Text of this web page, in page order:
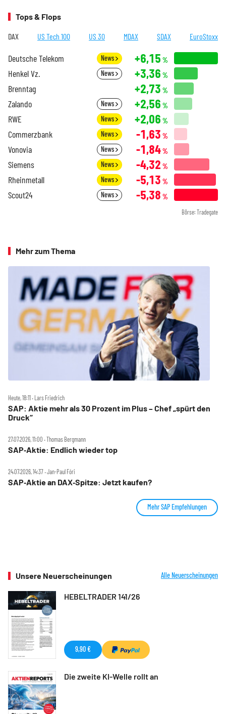
Tops & Flops
DAX US Tech 100 US 30 MDAX SDAX EuroStoxx
Deutsche Telekom News +6,15 %
Henkel Vz. News +3,36 %
Brenntag +2,73 %
Zalando News +2,56 %
RWE News +2,06 %
Commerzbank News -1,63 %
Vonovia News -1,84%
Siemens News -4,32 %
Rheinmetall News -5,13 %
Scout24 News -5,38 %
Börse: Tradegate
Mehr zum Thema
Heute, 18:11 ‧ Lars Friedrich
SAP: Aktie mehr als 30 Prozent im Plus – Chef „spürt den
Druck“
27.07.2026, 11:00 ‧ Thomas Bergmann
SAP‑Aktie: Endlich wieder top
24.07.2026, 14:37 ‧ Jan-Paul Fóri
SAP‑Aktie an DAX‑Spitze: Jetzt kaufen?
Mehr SAP Empfehlungen
Unsere Neuerscheinungen Alle Neuerscheinungen
HEBELTRADER 141/26
9,90 €
Die zweite KI-Welle rollt an